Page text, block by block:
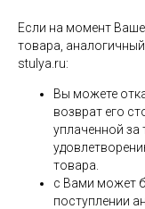
Если на момент
товара,
stulya.ru:
Вы можете
возврат его
уплаченной
товара.
с Вами может
поступлении